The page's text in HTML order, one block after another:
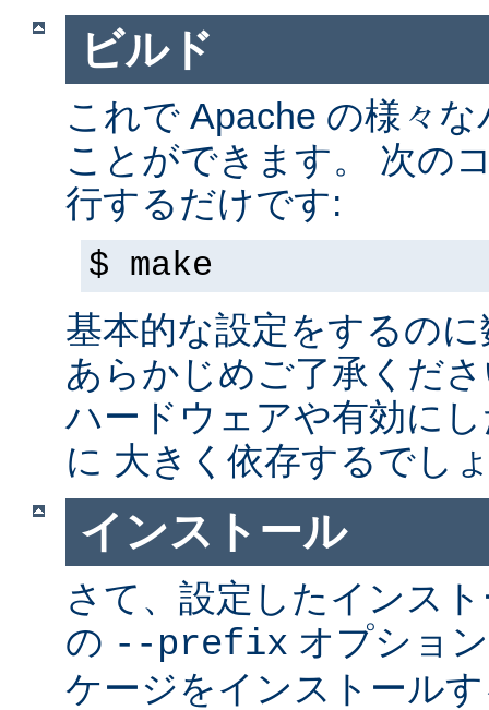
ビルド
これで Apache の様々
ことができます。 次の
行するだけです:
$ make
基本的な設定をするの
あらかじめご了承くだ
ハードウェアや有効に
に 大きく依存するでし
インストール
さて、設定したインス
の --prefix オプショ
ケージをインストール